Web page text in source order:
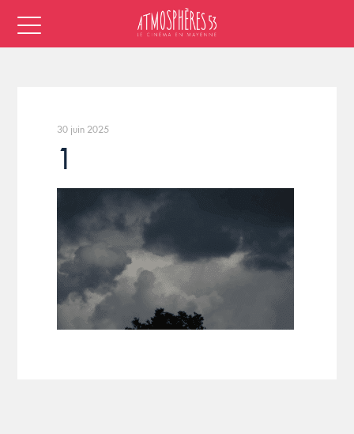
30 juin 2025
1